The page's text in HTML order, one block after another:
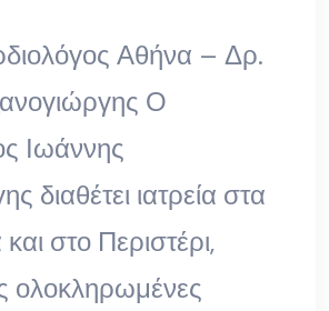
Αθήνα – Δρ.
Ο
Ιωάννης
διαθέτει ιατρεία στα
στο Περιστέρι,
ολοκληρωμένες